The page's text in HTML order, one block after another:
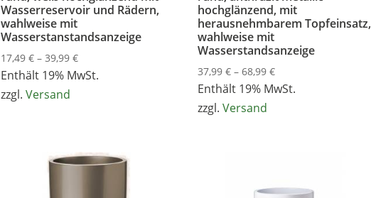
Wasserreservoir und Rädern,
wahlweise mit
Wasserstanstandsanzeige
17,49€ –39,99€Preisspanne:
17,49 €
Enthält 19% MwSt.
zzgl.Versand
hochglänzend, mit
herausnehmbarem Topfeinsatz,
wahlweise mit
Wasserstandsanzeige
37,99€ –68,99€Preisspanne:
37,99 €
Enthält 19% MwSt.
zzgl.Versand